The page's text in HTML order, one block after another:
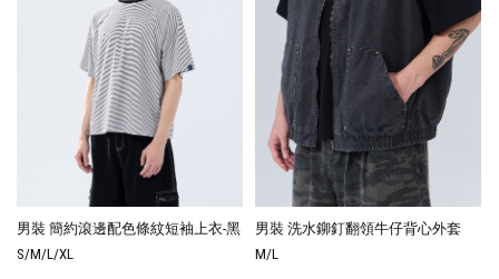
男裝 簡約滾邊配色條紋短袖上衣-黑
S/M/L/XL
男裝 洗水鉚釘翻領牛仔背心外套
M/L